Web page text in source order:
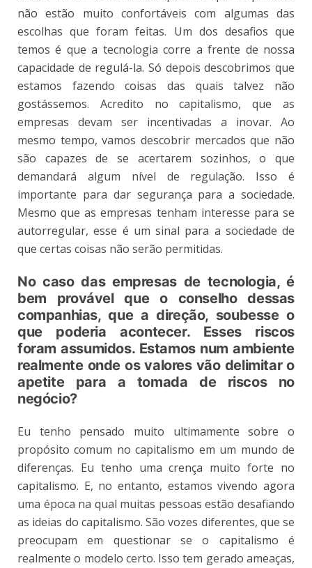
não estão muito confortáveis com algumas das
escolhas que foram feitas. Um dos desafios que
temos é que a tecnologia corre a frente de nossa
capacidade de regulá-la. Só depois descobrimos que
estamos fazendo coisas das quais talvez não
gostássemos. Acredito no capitalismo, que as
empresas devam ser incentivadas a inovar. Ao
mesmo tempo, vamos descobrir mercados que não
são capazes de se acertarem sozinhos, o que
demandará algum nível de regulação. Isso é
importante para dar segurança para a sociedade.
Mesmo que as empresas tenham interesse para se
autorregular, esse é um sinal para a sociedade de
que certas coisas não serão permitidas.
No caso das empresas de tecnologia,é
bem provável que o conselho dessas
companhias, que a direção, soubesse o
que poderia acontecer. Esses riscos
foram assumidos. Estamos num ambiente
realmente onde os valores vão delimitar o
apetite para a tomada de riscos no
negócio?
Eu tenho pensado muito ultimamente sobre o
propósito comum no capitalismo em um mundo de
diferenças. Eu tenho uma crença muito forte no
capitalismo. E, no entanto, estamos vivendo agora
uma época na qual muitas pessoas estão desafiando
as ideias do capitalismo. São vozes diferentes, que se
preocupam em questionar se o capitalismo é
realmente o modelo certo. Isso tem gerado ameaças,